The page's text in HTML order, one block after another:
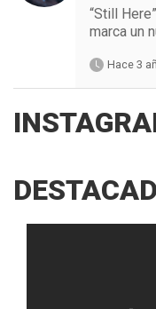
“Still
marca un
Hace 3